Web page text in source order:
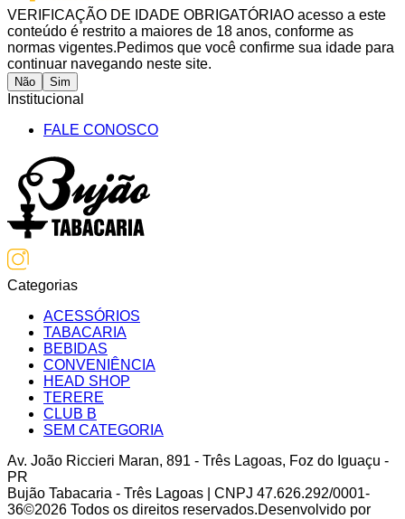
VERIFICAÇÃO DE IDADE OBRIGATÓRIAO acesso a este
conteúdo é restrito a maiores de 18 anos, conforme as
normas vigentes.Pedimos que você confirme sua idade para
continuar navegando neste site.
Não Sim
Institucional
FALE CONOSCO
Categorias
ACESSÓRIOS
TABACARIA
BEBIDAS
CONVENIÊNCIA
HEAD SHOP
TERERE
CLUB B
SEM CATEGORIA
Av. João Riccieri Maran, 891 - Três Lagoas, Foz do Iguaçu -
PR
Bujão Tabacaria - Três Lagoas | CNPJ 47.626.292/0001-
36©2026 Todos os direitos reservados.Desenvolvido por